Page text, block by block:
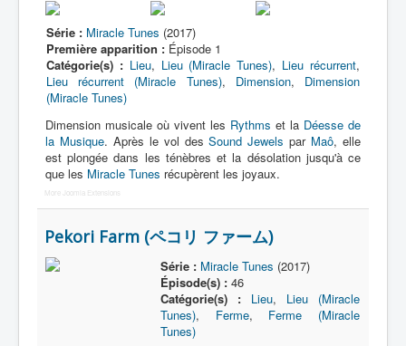
Série : Miracle Tunes (2017)
Première apparition : Épisode 1
Catégorie(s) : Lieu, Lieu (Miracle Tunes), Lieu récurrent,
Lieu récurrent (Miracle Tunes), Dimension, Dimension
(Miracle Tunes)
Dimension musicale où vivent les Rythms et la Déesse de
la Musique. Après le vol desSound Jewels par Maô, elle
est plongée dans les ténèbres et la désolation jusqu'à ce
que les Miracle Tunes récupèrent les joyaux.
More Joomla Extensions
Pekori Farm (ペコリ ファーム)
Série : Miracle Tunes (2017)
Épisode(s) :46
Catégorie(s) :
Lieu, Lieu (Miracle
Tunes), Ferme, Ferme (Miracle
Tunes)